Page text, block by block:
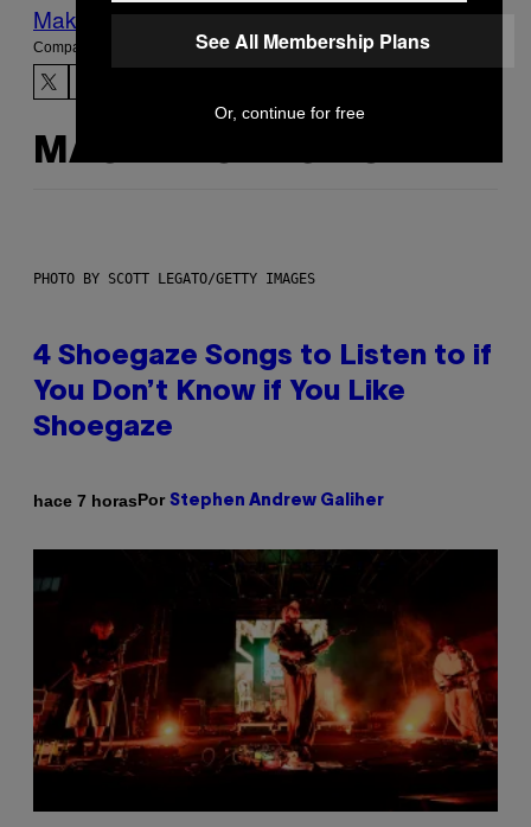
Make Us Preferred In Top Stories
Compartir:
MÁS DE LO MISMO
PHOTO BY SCOTT LEGATO/GETTY IMAGES
4 Shoegaze Songs to Listen to if
You Don’t Know if You Like
Shoegaze
hace 7 horasPor Stephen Andrew Galiher
See All Membership Plans
Or, continue for free